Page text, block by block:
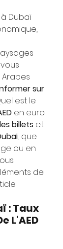
Dubaï
Arabes
sur
est le
en euro
billets et
, que
ou en
de
: Taux
L’AED